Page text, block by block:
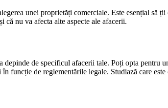
unei proprietăți comerciale. Este esențial
că nu va afecta alte aspecte ale afacerii.
de specificul afacerii tale. Poți opta pentru
funcție de reglementările legale. Studiază care